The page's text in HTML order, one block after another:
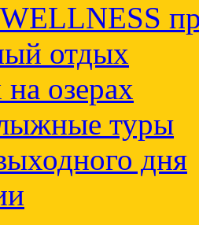
отдых
озерах
туры
дня